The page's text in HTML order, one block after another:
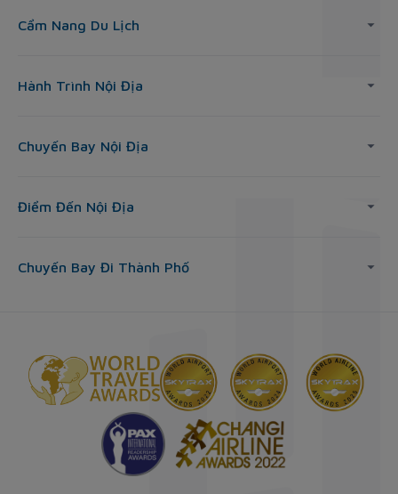
Cẩm Nang Du Lịch
Hành Trình Nội Địa
Chuyến Bay Nội Địa
Điểm Đến Nội Địa
Chuyến Bay Đi Thành Phố